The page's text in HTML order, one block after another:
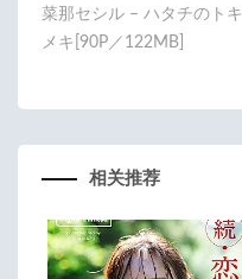
菜那セシル – ハタチのトキ
メキ[90P／122MB]
相关推荐